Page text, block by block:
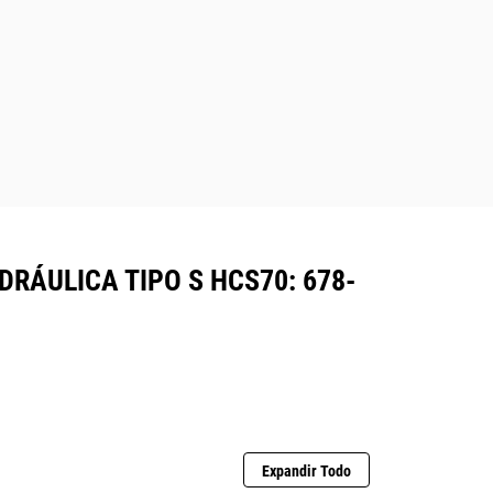
TIPO S HCS70: 678-
Expandir Todo